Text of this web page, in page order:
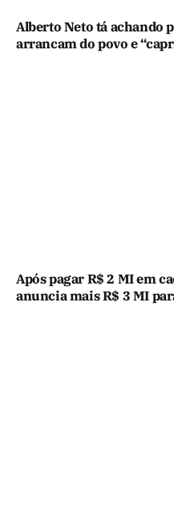
Alberto Neto tá achando
arrancam do povo e
Após pagar R$ 2 MI em
anuncia mais R$ 3 MI